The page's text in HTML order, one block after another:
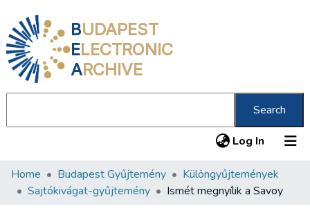
BUDAPEST
ELECTRONIC
ARCHIVE
Search
Log In (current)
Communities & Collections
Home Budapest Gyűjtemény
Különgyűjtemények
Sajtókivágat-gyűjtemény
Ismét megnyílik a Savoy